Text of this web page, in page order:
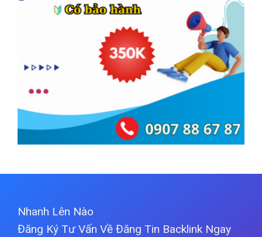
Nhanh Lên Nào
Đăng Ký Tư Vấn Về Đăng Tin Backlink Ngay